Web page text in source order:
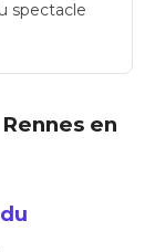
spectacle
en